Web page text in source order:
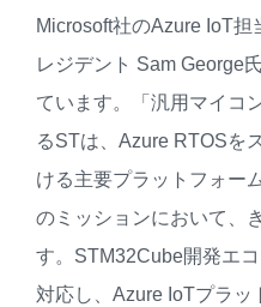
Microsoft社のAzure IoT
レジデント Sam George
ています。「汎用マイコ
るSTは、Azure RTOSを
ける主要プラットフォー
のミッションにおいて、
す。STM32Cube開発エ
対応し、Azure IoTプラッ